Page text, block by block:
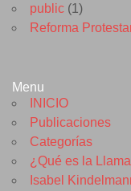
public (1)
Reforma
Menu
INICIO
Publicaciones
Categorías
¿Qué es la
Isabel